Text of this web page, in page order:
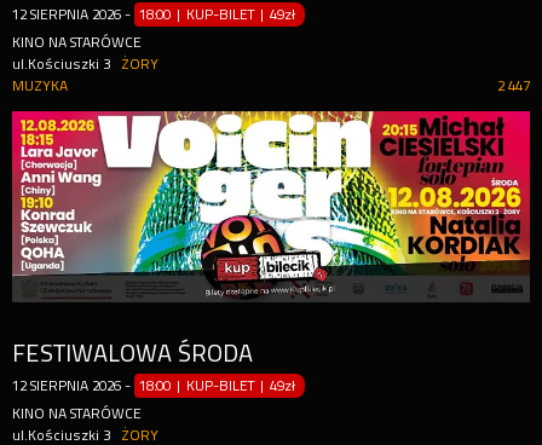
12 SIERPNIA 2026 - 18:00 | KUP-BILET |49zł
KINO NA STARÓWCE
ul.Kościuszki 3
ŻORY
2 447
MUZYKA
FESTIWALOWA ŚRODA
12 SIERPNIA 2026 - 18:00 | KUP-BILET |49zł
KINO NA STARÓWCE
ul.Kościuszki 3
ŻORY